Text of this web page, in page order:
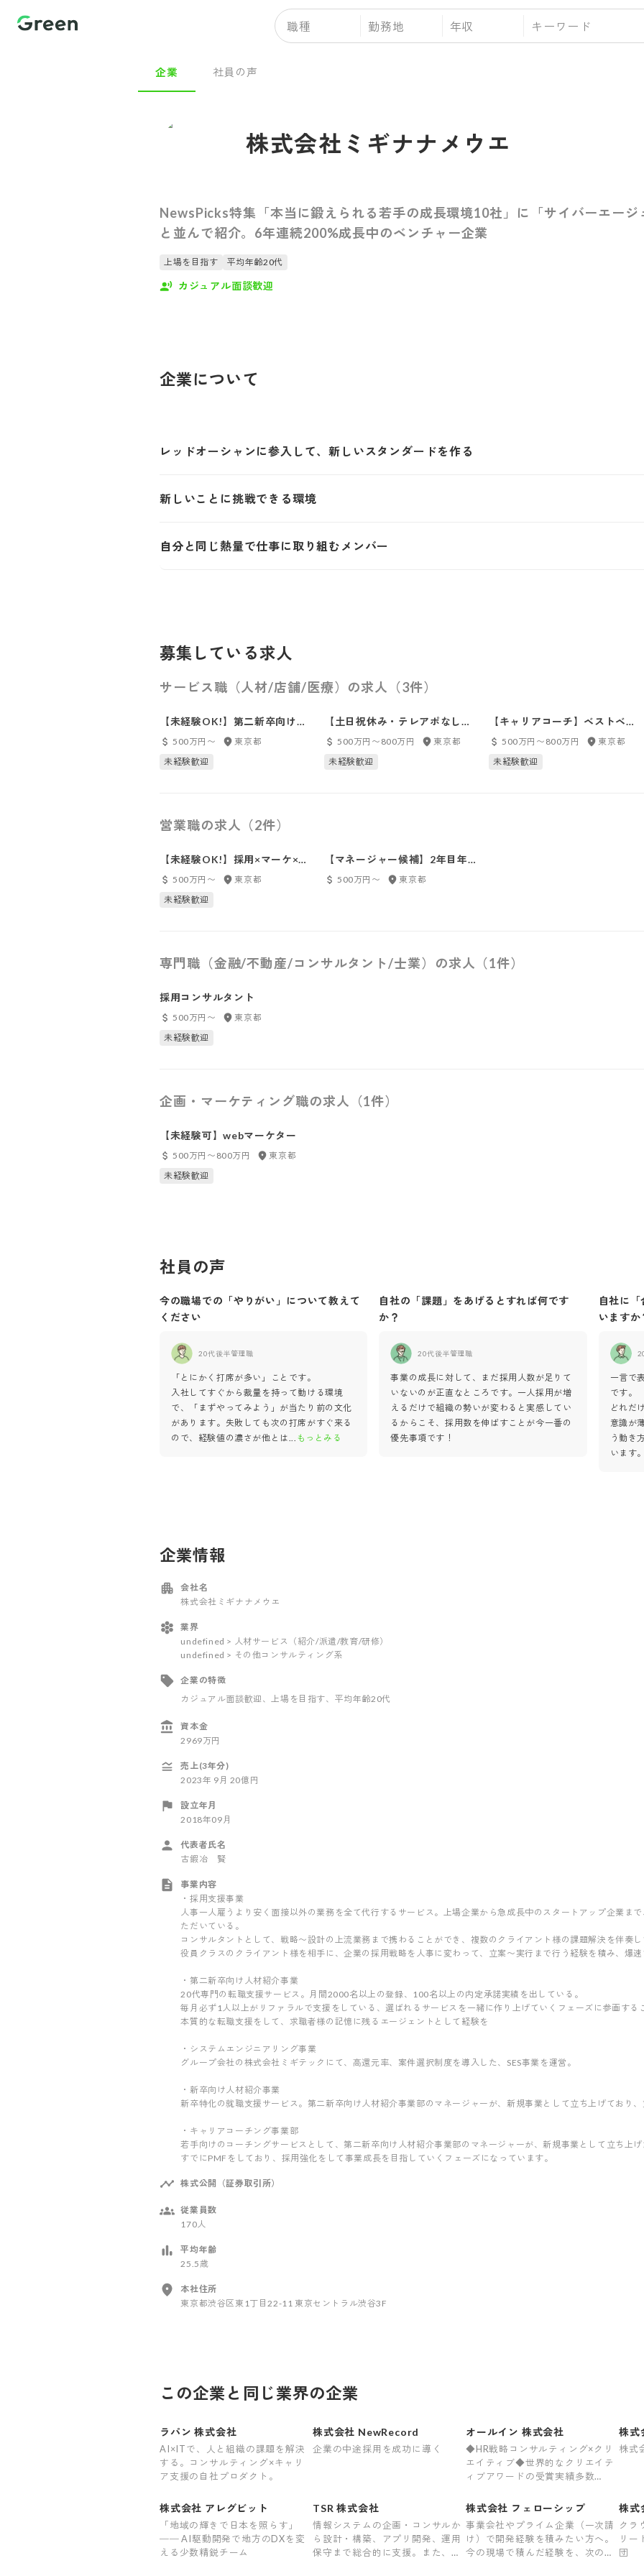
職種 勤務地 年収
企業 社員の声
株式会社ミギナナメウエ
NewsPicks特集「本当に鍛えられる若手の成長環境10社」に「サイバーエージ
と並んで紹介。6年連続200%成長中のベンチャー企業
上場を目指す 平均年齢20代
カジュアル面談歓迎
企業について
レッドオーシャンに参入して、新しいスタンダードを作る
新しいことに挑戦できる環境
自分と同じ熱量で仕事に取り組むメンバー
募集している求人
サービス職（人材/店舗/医療）の求人（3件）
【未経験OK!】第二新卒向けキ
ャリアアドバイザー/求職者視点
いエージェントサービス
500万円〜
東京都
未経験歓迎
【土日祝休み・テレアポなしの
個人営業】未経験可ベストベン
ング事業・入社3年で年収700万
500万円〜800万円
東京都
未経験歓迎
【キャリアコーチ】ベストベン
チャー二年連続受賞｜平均年齢
代のキャリア形成を支援
500万円〜800万円
東京都
未経験歓迎
営業職の求人（2件）
【未経験OK!】採用×マーケ×経
営視点を身につけ“市場価値”を
500万円〜
東京都
未経験歓迎
【マネージャー候補】2年目年
収900万円｜採用コンサルティ
500万円〜 東京都
専門職（金融/不動産/コンサルタント/士業）の求人（1件）
採用コンサルタント
500万円〜
東京都
未経験歓迎
企画・マーケティング職の求人（1件）
【未経験可】webマーケター
500万円〜800万円
東京都
未経験歓迎
社員の声
今の職場での「やりがい」について教えて
ください
20代後半管理職
「とにかく打席が多い」ことです。
入社してすぐから裁量を持って動ける環境
で、「まずやってみよう」が当たり前の文化
があります。失敗しても次の打席がすぐ来る
ので、経験値の濃さが他とは... もっとみる
自社の「課題」をあげるとすれば何です
か？
20代後半管理職
事業の成長に対して、まだ採用人数が足りて
いないのが正直なところです。一人採用が増
えるだけで組織の勢いが変わると実感してい
るからこそ、採用数を伸ばすことが今一番の
優先事項です！
自社に
いますか
一言で
です。
どれだ
意識が
う動き
います
企業情報
会社名
株式会社ミギナナメウエ
業界
undefined > 人材サービス（紹介/派遣/教育/研修）
undefined > その他コンサルティング系
企業の特徴
カジュアル面談歓迎、上場を目指す、平均年齢20代
資本金
2969万円
売上(3年分)
2023年 9月 20億円
設立年月
2018年09月
代表者氏名
古鍜冶 賢
事業内容
・採用支援事業
人事一人雇うより安く面接以外の業務を全て代行するサービス。上場企業から急成長中のスタートアップ企業ま
ただいている。
コンサルタントとして、戦略〜設計の上流業務まで携わることができ、複数のクライアント様の課題解決を伴奏し
役員クラスのクライアント様を相手に、企業の採用戦略を人事に変わって、立案〜実行まで行う経験を積み、爆速
・第二新卒向け人材紹介事業
20代専門の転職支援サービス。月間2000名以上の登録、100名以上の内定承諾実績を出している。
毎月必ず1人以上がリファラルで支援をしている、選ばれるサービスを一緒に作り上げていくフェーズに参画する
本質的な転職支援をして、求職者様の記憶に残るエージェントとして経験を
・システムエンジニアリング事業
グループ会社の株式会社ミギテックにて、高還元率、案件選択制度を導入した、SES事業を運営。
・新卒向け人材紹介事業
新卒特化の就職支援サービス。第二新卒向け人材紹介事業部のマネージャーが、新規事業として立ち上げており、
・キャリアコーチング事業部
若手向けのコーチングサービスとして、第二新卒向け人材紹介事業部のマネージャーが、新規事業として立ち上げ
すでにPMFをしており、採用強化をして事業成長を目指していくフェーズになっています。
株式公開（証券取引所）
従業員数
170人
平均年齢
25.5歳
本社住所
東京都渋谷区東1丁目22-11 東京セントラル渋谷3F
この企業と同じ業界の企業
ラパン 株式会社
AI×ITで、人と組織の課題を解決
する。コンサルティング×キャリ
ア支援の自社プロダクト。
株式会社 NewRecord
企業の中途採用を成功に導く
オールイン 株式会社
◆HR戦略コンサルティング×クリ
エイティブ◆世界的なクリエイテ
ィブアワードの受賞実績多数
株式
株式
株式会社 アレグビット
「地域の輝きで日本を照らす」
── AI駆動開発で地方のDXを変
える少数精鋭チーム
TSR 株式会社
情報システムの企画・コンサルか
ら設計・構築、アプリ開発、運用
保守まで総合的に支援。また、労
株式会社 フェローシップ
事業会社やプライム企業（一次請
け）で開発経験を積みたい方へ。
今の現場で積んだ経験を、次の一
株式
クラ
リー
団